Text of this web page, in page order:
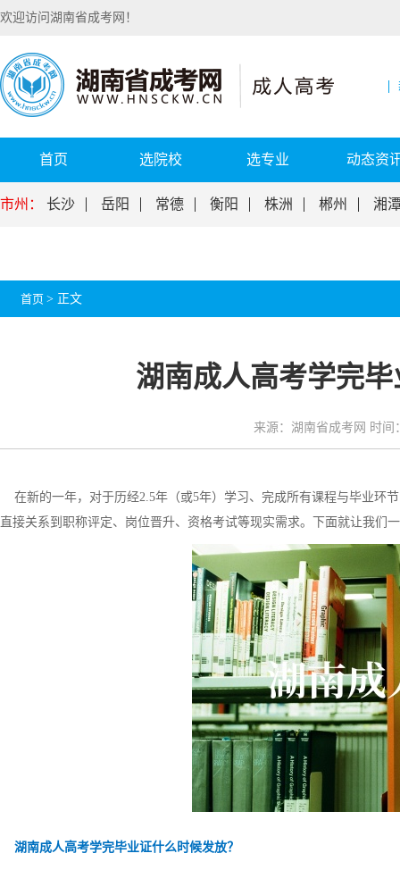
欢迎访问湖南省成考网！
首页 选院校 选专业 动态资
市州： 长沙 岳阳 常德 衡阳 株洲 郴州 湘
首页 > 正文
湖南成人高考学完
来源：湖南省成考网 时间
在新的一年，对于历经2.5年（或5年）学习、完成所有课程与毕业环
直接关系到职称评定、岗位晋升、资格考试等现实需求。下面就让我们
湖南成人高考学完毕业证什么时候发放？